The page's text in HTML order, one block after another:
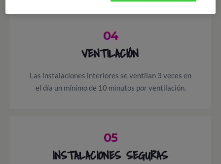
04
VENTILACIÓN
Las instalaciones interiores se ventilan 3 veces en
el día un mínimo de 10 minutos por ventilación.
05
INSTALACIONES SEGURAS